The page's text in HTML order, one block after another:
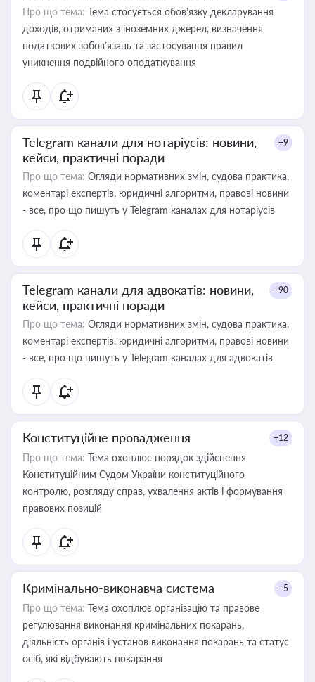
Про що тема: Тема стосується обов’язку декларування
доходів, отриманих з іноземних джерел, визначення
податкових зобов’язань та застосування правил
уникнення подвійного оподаткування
Telegram канали для нотаріусів: новини,
кейси, практичні поради
+9
Про що тема: Огляди нормативних змін, судова практика,
коментарі експертів, юридичні алгоритми, правові новини
- все, про що пишуть у Telegram каналах для нотаріусів
Telegram канали для адвокатів: новини,
кейси, практичні поради
+90
Про що тема: Огляди нормативних змін, судова практика,
коментарі експертів, юридичні алгоритми, правові новини
- все, про що пишуть у Telegram каналах для адвокатів
Конституційне провадження +12
Про що тема: Тема охоплює порядок здійснення
Конституційним Судом України конституційного
контролю, розгляду справ, ухвалення актів і формування
правових позицій
Кримінально-виконавча система +5
Про що тема: Тема охоплює організацію та правове
регулювання виконання кримінальних покарань,
діяльність органів і установ виконання покарань та статус
осіб, які відбувають покарання